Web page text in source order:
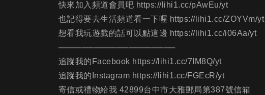
快來加入頻道會員吧 https://lihi1.cc/pAwEu/yt
也記得要去生活頻道看一下喔 https://lihi1.cc/ZOYVm/yt
想看我玩遊戲的話可以點這邊 https://lihi1.cc/i06Aa/yt
────────────────────
追蹤我的Facebook https://lihi1.cc/7IM8Q/yt
追蹤我的Instagram https://lihi1.cc/FGEcR/yt
寄信或禮物給我 42899台中市大雅郵局第387號信箱